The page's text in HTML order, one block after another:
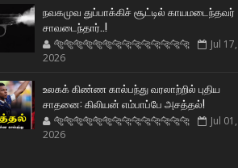
நவகமுவ துப்பாக்கிச் சூட்டில் காயமடைந்தவர்
சாவடைந்தார்..!
🐅🐅🐅🐅🐅🐅🐆🐆🐆🐆🐆🐆🐆🐆
Jul 17,
2026
உலகக் கிண்ண கால்பந்து வரலாற்றில் புதிய
சாதனை: கிலியன் எம்பாப்பே அசத்தல்!
🐅🐅🐅🐅🐅🐅🐆🐆🐆🐆🐆🐆🐆🐆
Jul 01,
2026